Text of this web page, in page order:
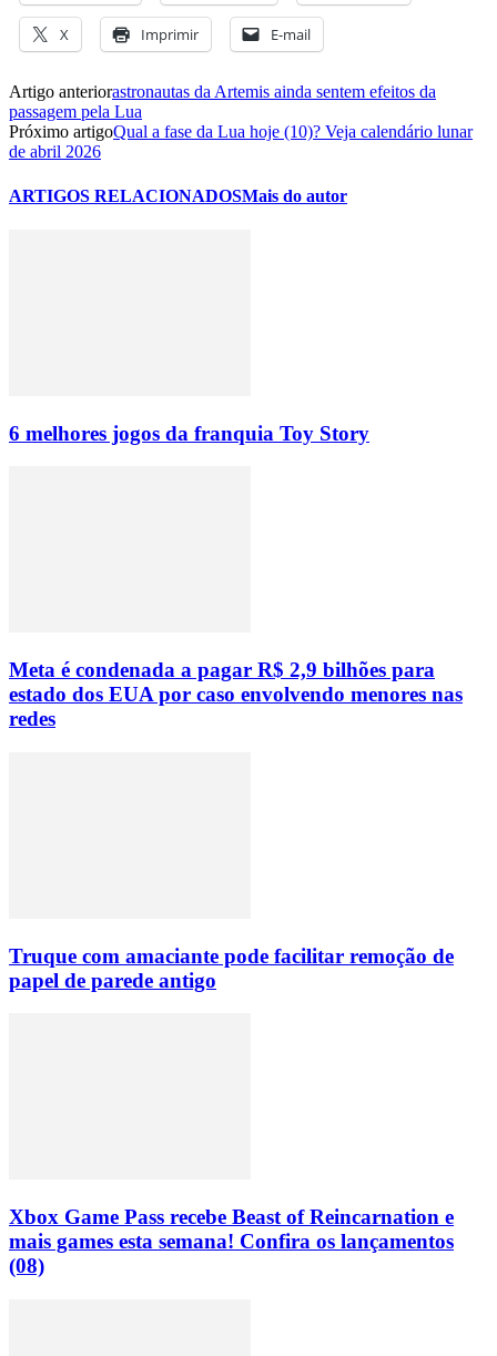
X Imprimir E-mail
Artigo anteriorastronautas da Artemis ainda sentem efeitos da
passagem pela Lua
Próximo artigoQual a fase da Lua hoje (10)? Veja calendário lunar
de abril 2026
ARTIGOS RELACIONADOSMais do autor
6 melhores jogos da franquia Toy Story
Meta é condenada a pagar R$ 2,9 bilhões para
estado dos EUA por caso envolvendo menores nas
redes
Truque com amaciante pode facilitar remoção de
papel de parede antigo
Xbox Game Pass recebe Beast of Reincarnation e
mais games esta semana! Confira os lançamentos
(08)